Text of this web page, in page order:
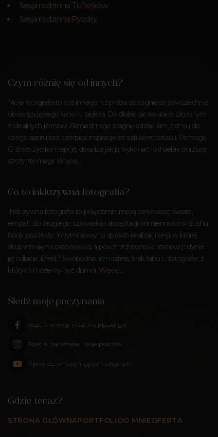
Sesja rodzinna Tuliszków
Sesja rodzinna Pyzdry
Czym różnię się od innych?
Moja fotografia to coś innego niż próba doścignięcia powszechnie
obowiązującego kanonu piękna. Do diabła ze światem złożonym
z idealnych klonów! Zamiast tego pragnę oddać kim jesteś i do
czego aspirujesz, czerpiąc inspiracje ze sztuki reportażu. Pomogę
Ci stworzyć koncepcję, doradzę jak ją wykonać i od siebie dorzucę
szczyptę magii. Więcej…
Co to inkluzywna fotografia?
Inkluzywna fotografia to połączenie mojej ciekawości świata,
empatii do drugiego człowieka i akceptacji odmienności w duchu
body positivity. Innymi słowy to sposób realizacji sesji, w której
skupiam się na osobowości, a powierzchowność stanowi jedynie
jej odbicie. Efekt? Swobodna atmosfera, brak tabu i… fotografie, z
których możemy być dumni. Więcej…
Śledź moje poczynania
Sesje, promocje i czat via Messenger
Zdjęcia, backstage i moje podróże
Opowieści o fascynujących zdjęciach
Gdzie teraz?
STRONA GŁÓWNAPORTFOLIOO MNIEOFERTA